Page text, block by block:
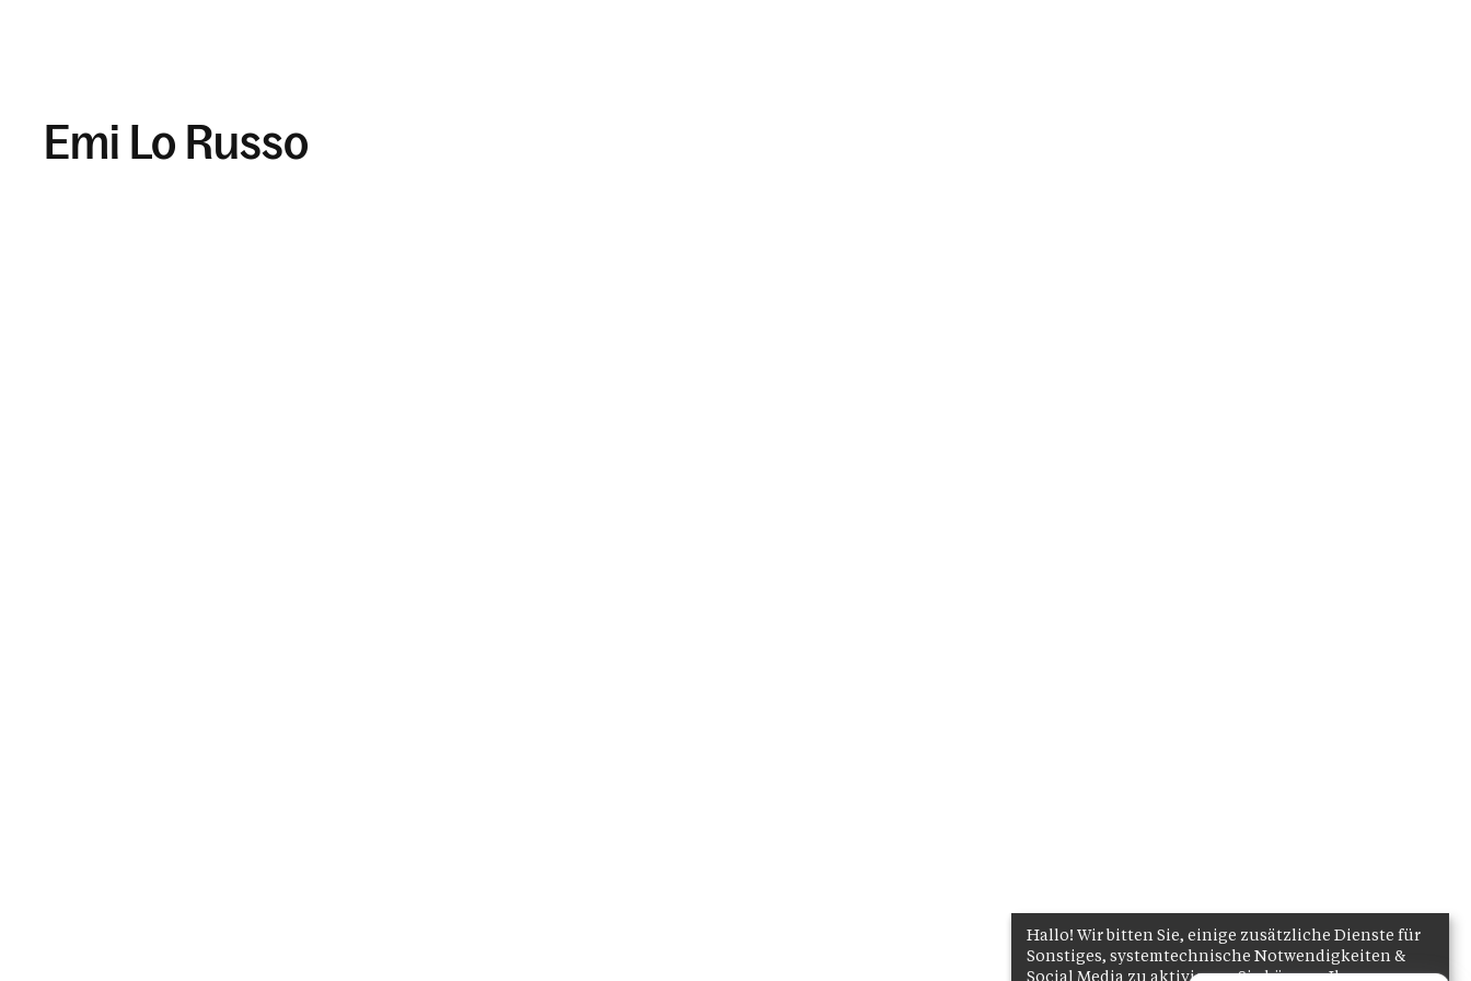
Emi Lo Russo
Hallo! Wir bitten Sie, einige zusätzliche Dienste für
Sonstiges, systemtechnische Notwendigkeiten &
Social Media zu aktivieren. Sie können Ihre